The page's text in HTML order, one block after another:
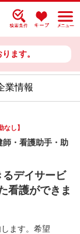
ます。
業情報
し】
・看護助手・助
デイサービ
看護ができま
ます。希望